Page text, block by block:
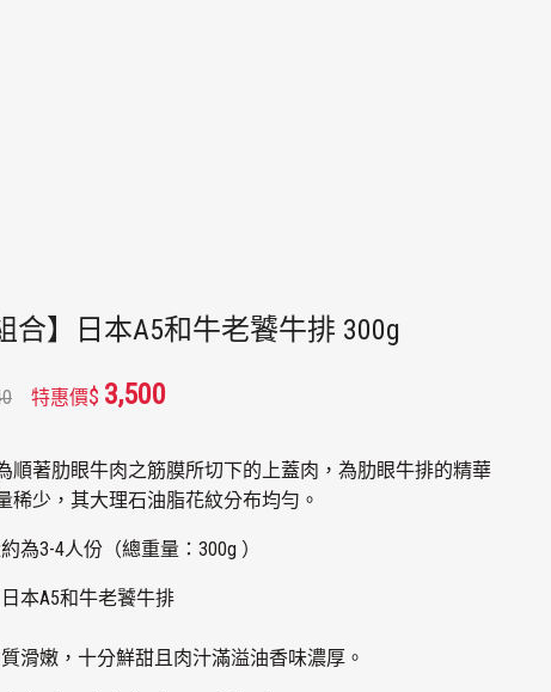
合】日本A5和牛老饕牛排 300g
特惠價$ 3,500
順著肋眼牛肉之筋膜所切下的上蓋肉，為肋眼牛排的精華
稀少，其大理石油脂花紋分布均勻。
為3-4人份（總重量：300g ）
本A5和牛老饕牛排
滑嫩，十分鮮甜且肉汁滿溢油香味濃厚。